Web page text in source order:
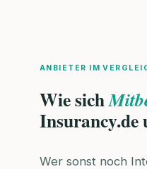
ANBIETER IM
Wie sich
Insurancy.de
Wer sonst noch